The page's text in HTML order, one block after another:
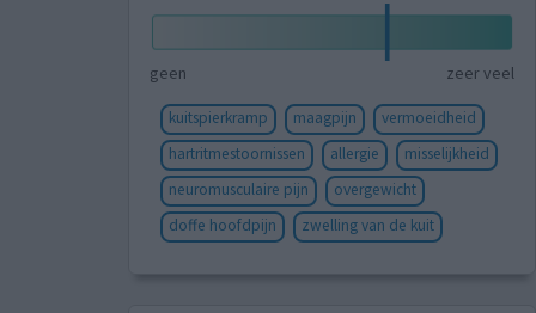
geen zeer veel
kuitspierkramp maagpijn
vermoeidheid
hartritmestoornissen
allergie
misselijkheid
neuromusculaire pijn
overgewicht
doffe hoofdpijn
zwelling van de kuit